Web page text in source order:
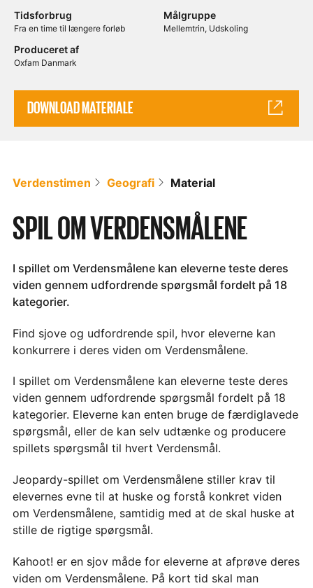
DOWNLOAD MATERIALE
Tidsforbrug
Fra en time til længere forløb
Målgruppe
Mellemtrin Udskoling
Produceret af
Oxfam Danmark
Verdenstimen Geografi Material
SPIL OM VERDENSMÅLENE
I spillet om Verdensmålene kan eleverne teste deres
viden gennem udfordrende spørgsmål fordelt på 18
kategorier.
Find sjove og udfordrende spil, hvor eleverne kan
konkurrere i deres viden om Verdensmålene.
I spillet om Verdensmålene kan eleverne teste deres
viden gennem udfordrende spørgsmål fordelt på 18
kategorier. Eleverne kan enten bruge de færdiglavede
spørgsmål, eller de kan selv udtænke og producere
spillets spørgsmål til hvert Verdensmål.
Jeopardy-spillet om Verdensmålene stiller krav til
elevernes evne til at huske og forstå konkret viden
om Verdensmålene, samtidig med at de skal huske at
stille de rigtige spørgsmål.
Kahoot! er en sjov måde for eleverne at afprøve deres
viden om Verdensmålene. På kort tid skal man